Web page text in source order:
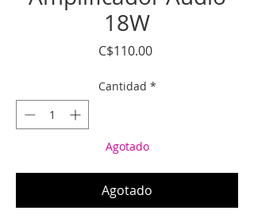
18W
C$110.00Precio
Cantidad *
Agotado
Agotado